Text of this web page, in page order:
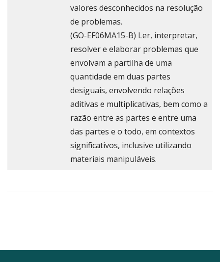
valores desconhecidos na resolução
de problemas.
(GO-EF06MA15-B) Ler, interpretar,
resolver e elaborar problemas que
envolvam a partilha de uma
quantidade em duas partes
desiguais, envolvendo relações
aditivas e multiplicativas, bem como a
razão entre as partes e entre uma
das partes e o todo, em contextos
significativos, inclusive utilizando
materiais manipuláveis.